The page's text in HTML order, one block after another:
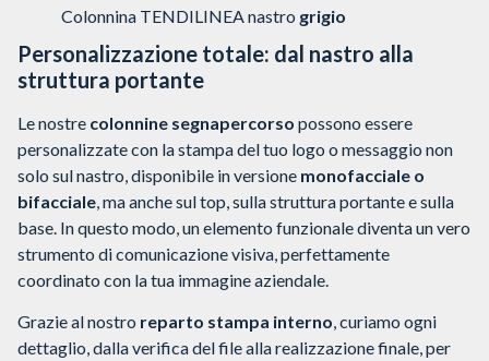
Colonnina TENDILINEA nastro grigio
Personalizzazione totale: dal nastro alla
struttura portante
Le nostre colonnine segnapercorso possono essere
personalizzate con la stampa del tuo logo o messaggio non
solo sul nastro, disponibile in versione monofacciale o
bifacciale , ma anche sul top, sulla struttura portante e sulla
base. In questo modo, un elemento funzionale diventa un vero
strumento di comunicazione visiva, perfettamente
coordinato con la tua immagine aziendale.
Grazie al nostro reparto stampa interno, curiamo ogni
dettaglio, dalla verifica del file alla realizzazione finale, per